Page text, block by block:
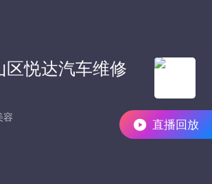
直播回放
区悦达汽车维修
容